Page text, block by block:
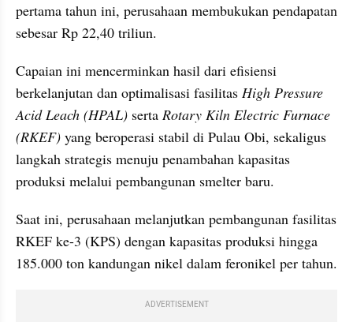
pertama tahun ini, perusahaan membukukan pendapatan
sebesar Rp 22,40 triliun.
Capaian ini mencerminkan hasil dari efisiensi
berkelanjutan dan optimalisasi fasilitas High Pressure
Acid Leach (HPAL) serta Rotary Kiln Electric Furnace
(RKEF) yang beroperasi stabil di Pulau Obi, sekaligus
langkah strategis menuju penambahan kapasitas
produksi melalui pembangunan smelter baru.
Saat ini, perusahaan melanjutkan pembangunan fasilitas
RKEF ke-3 (KPS) dengan kapasitas produksi hingga
ADVERTISEMENT